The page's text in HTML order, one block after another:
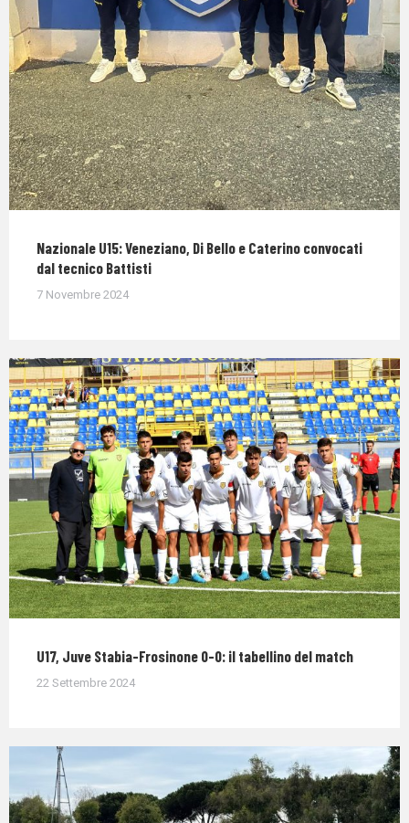
Nazionale U15: Veneziano, Di Bello e Caterino convocati
dal tecnico Battisti
7 Novembre 2024
U17, Juve Stabia-Frosinone 0-0: il tabellino del match
22 Settembre 2024